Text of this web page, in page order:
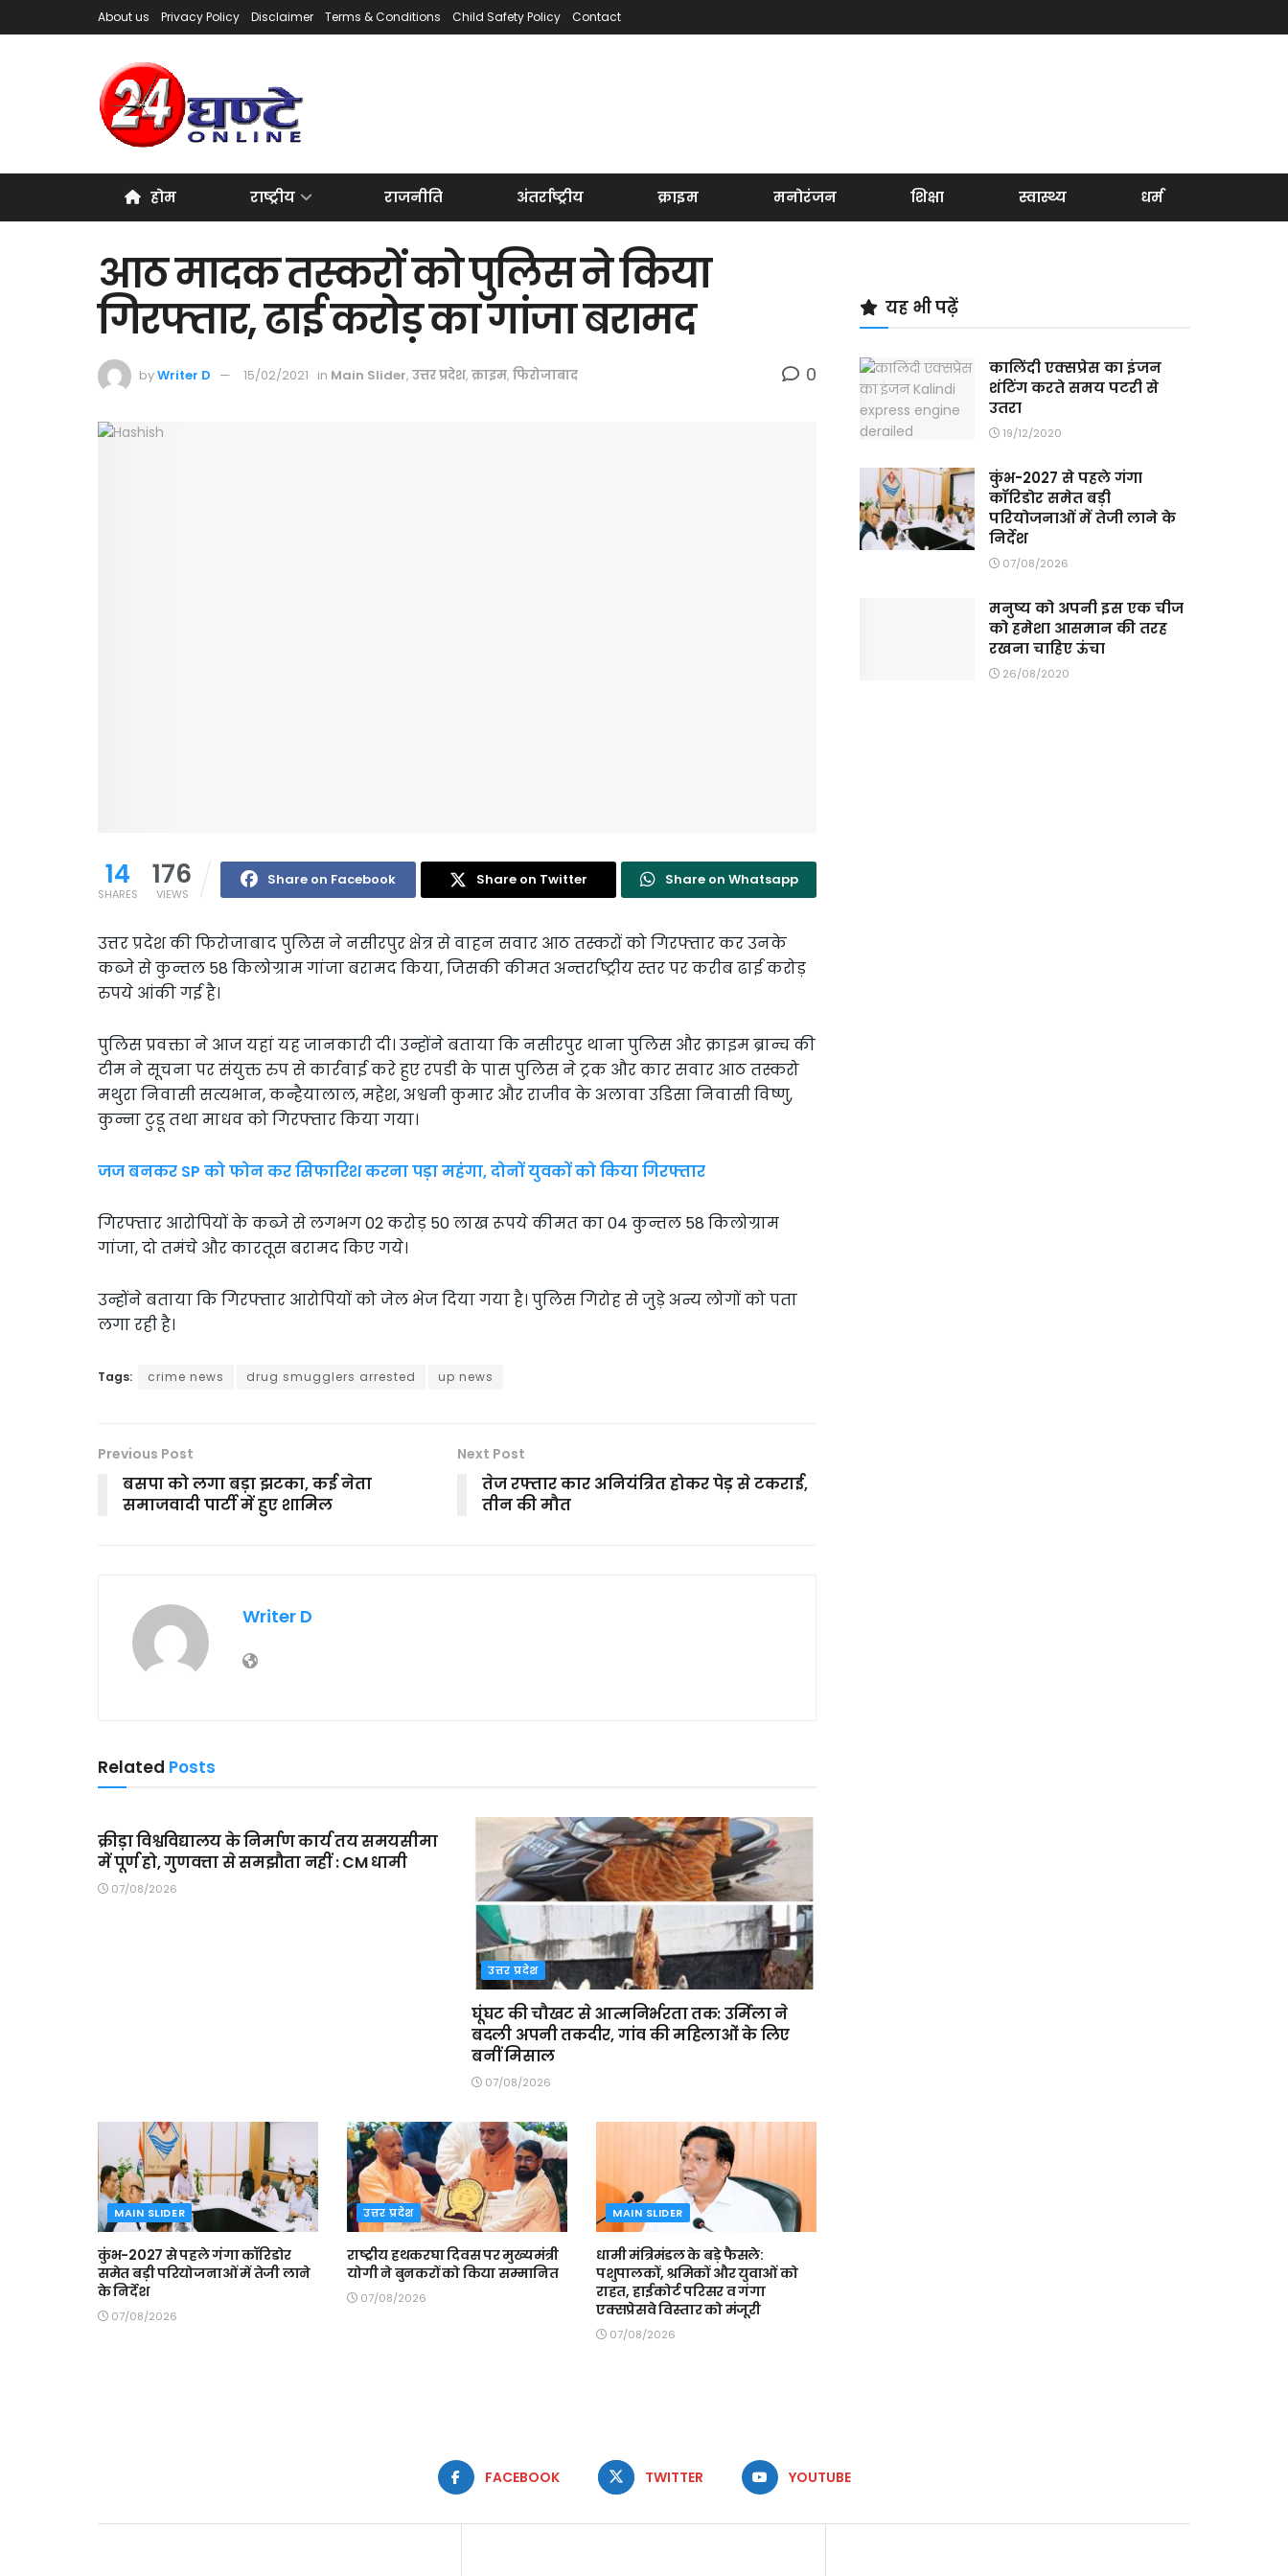
About us Privacy Policy Disclaimer Terms & Conditions Child Safety Policy Contact
होम राष्ट्रीय राजनीति अंतर्राष्ट्रीय क्राइम मनोरंजन शिक्षा स्वास्थ्य धर्म
आठ मादक तस्करों को पुलिस ने किया
गिरफ्तार, ढाई करोड़ का गांजा बरामद
byWriter D 15/02/2021 in Main Slider, उत्तर प्रदेश, क्राइम, फिरोजाबाद 0
14
SHARES
176
VIEWS
Share on Facebook Share on Twitter Share on Whatsapp
उत्तर प्रदेश की फिरोजाबाद पुलिस ने नसीरपुर क्षेत्र से वाहन सवार आठ तस्करों को गिरफ्तार कर उनके
कब्जे से कुन्तल 58 किलोग्राम गांजा बरामद किया, जिसकी कीमत अन्तर्राष्ट्रीय स्तर पर करीब ढाई करोड़
रुपये आंकी गई है।
पुलिस प्रवक्ता ने आज यहां यह जानकारी दी। उन्होंने बताया कि नसीरपुर थाना पुलिस और क्राइम ब्रान्च की
टीम ने सूचना पर संयुक्त रुप से कार्रवाई करे हुए रपडी के पास पुलिस ने ट्रक और कार सवार आठ तस्करो
मथुरा निवासी सत्यभान, कन्हैयालाल, महेश, अश्वनी कुमार और राजीव के अलावा उडिसा निवासी विष्णु,
कुन्ना टुडू तथा माधव को गिरफ्तार किया गया।
जज बनकर SP को फोन कर सिफारिश करना पड़ा महंगा, दोनों युवकों को किया गिरफ्तार
गिरफ्तार आरोपियों के कब्जे से लगभग 02 करोड़ 50 लाख रूपये कीमत का 04 कुन्तल 58 किलोग्राम
गांजा, दो तमंचे और कारतूस बरामद किए गये।
उन्होंने बताया कि गिरफ्तार आरोपियों को जेल भेज दिया गया है। पुलिस गिरोह से जुड़े अन्य लोगों को पता
लगा रही है।
Tags: crime news drug smugglers arrested up news
Previous Post
बसपा को लगा बड़ा झटका, कई नेता
समाजवादी पार्टी में हुए शामिल
Next Post
तेज रफ्तार कार अनियंत्रित होकर पेड़ से टकराई,
तीन की मौत
Writer D
Related Posts
क्रीड़ा विश्वविद्यालय के निर्माण कार्य तय समयसीमा
में पूर्ण हो, गुणवत्ता से समझौता नहीं : CM धामी
07/08/2026
उत्तर प्रदेश
घूंघट की चौखट से आत्मनिर्भरता तक: उर्मिला ने
बदली अपनी तकदीर, गांव की महिलाओं के लिए
बनीं मिसाल
07/08/2026
MAIN SLIDER
कुंभ-2027 से पहले गंगा कॉरिडोर
समेत बड़ी परियोजनाओं में तेजी लाने
के निर्देश
07/08/2026
उत्तर प्रदेश
राष्ट्रीय हथकरघा दिवस पर मुख्यमंत्री
योगी ने बुनकरों को किया सम्मानित
07/08/2026
MAIN SLIDER
धामी मंत्रिमंडल के बड़े फैसले:
पशुपालकों, श्रमिकों और युवाओं को
राहत, हाईकोर्ट परिसर व गंगा
एक्सप्रेसवे विस्तार को मंजूरी
07/08/2026
यह भी पढ़ें
कालिंदी एक्सप्रेस का इंजन
शंटिंग करते समय पटरी से
उतरा
19/12/2020
कुंभ-2027 से पहले गंगा
कॉरिडोर समेत बड़ी
परियोजनाओं में तेजी लाने के
निर्देश
07/08/2026
मनुष्य को अपनी इस एक चीज
को हमेशा आसमान की तरह
रखना चाहिए ऊंचा
26/08/2020
FACEBOOK TWITTER YOUTUBE